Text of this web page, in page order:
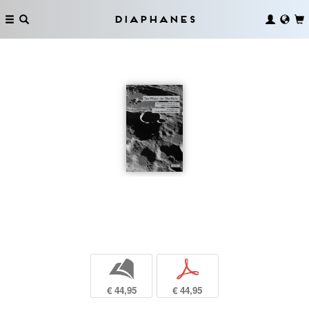
Diaphanes
b
€ 44,95
p
€ 44,95